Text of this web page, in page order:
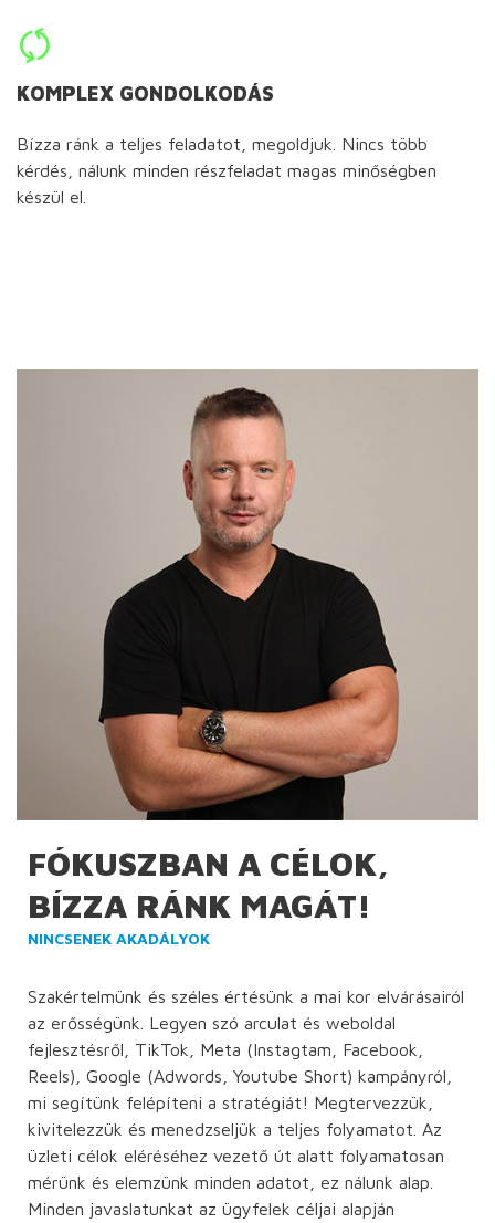
KOMPLEX GONDOLKODÁS
Bízza ránk a teljes feladatot, megoldjuk. Nincs több
kérdés, nálunk minden részfeladat magas minőségben
készül el.
FÓKUSZBAN A CÉLOK,
BÍZZA RÁNK MAGÁT!
NINCSENEK AKADÁLYOK
Szakértelmünk és széles értésünk a mai kor elvárásairól
az erősségünk. Legyen szó arculat és weboldal
fejlesztésről, TikTok, Meta (Instagtam, Facebook,
Reels), Google (Adwords, Youtube Short) kampányról,
mi segítünk felépíteni a stratégiát! Megtervezzük,
kivitelezzük és menedzseljük a teljes folyamatot. Az
üzleti célok eléréséhez vezető út alatt folyamatosan
mérünk és elemzünk minden adatot, ez nálunk alap.
Minden javaslatunkat az ügyfelek céljai alapján